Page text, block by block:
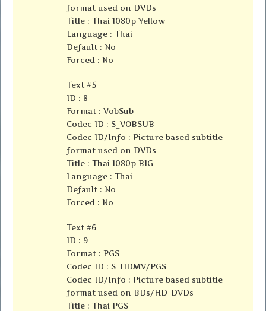
format used on DVDs
Title : Thai 1080p Yellow
Language : Thai
Default : No
Forced : No
Text #5
ID : 8
Format : VobSub
Codec ID : S_VOBSUB
Codec ID/Info : Picture based subtitle
format used on DVDs
Title : Thai 1080p BIG
Language : Thai
Default : No
Forced : No
Text #6
ID : 9
Format : PGS
Codec ID : S_HDMV/PGS
Codec ID/Info : Picture based subtitle
format used on BDs/HD-DVDs
Title : Thai PGS